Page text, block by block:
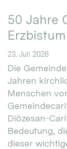
50 Jahre
23. Juli 2026
Die
Jahren
Menschen
Diözesan-
Bedeutung,
dieser